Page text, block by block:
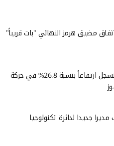
مضيق هرمز النهائي "بات قريباً"
الأجواء العراقية تسجل ارتفاعاً بنسبة 26.8% في حركة
مديرا جديدا لدائرة تكنولوجيا